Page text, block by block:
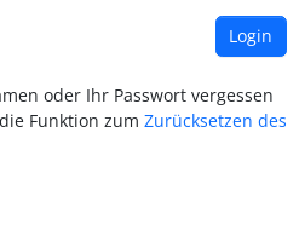
oder Ihr Passwort vergessen
Funktion zum Zurücksetzen des